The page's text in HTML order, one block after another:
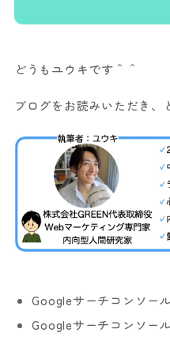
どうもユウキです＾＾
ブログをお読みいただき、
Googleサーチコンソー
Googleサーチコンソー